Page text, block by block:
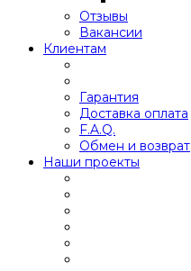
Отзывы
Вакансии
Клиентам
Гарантия
Доставка оплата
F.A.Q.
Обмен и возврат
Наши проекты